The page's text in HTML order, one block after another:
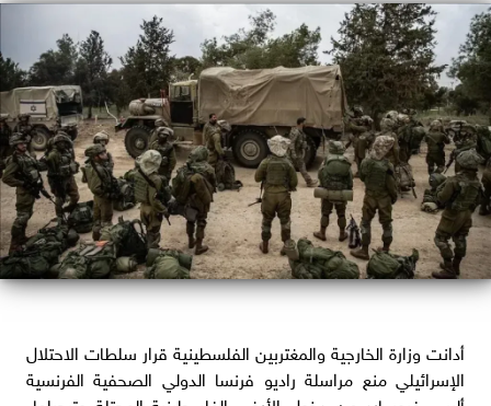
أدانت وزارة الخارجية والمغتربين الفلسطينية قرار سلطات الاحتلال
الإسرائيلي منع مراسلة راديو فرنسا الدولي الصحفية الفرنسية